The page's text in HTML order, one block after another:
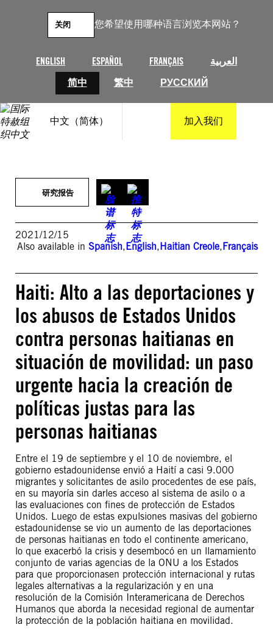
您希望使用哪种语言浏览本网站？
ENGLISH ESPAÑOL FRANÇAIS
العربية
简中
繁中 РУССКИЙ
关闭
中文（简体） 加入我们
研究报告
2021/12/15
Also available in Spanish,English,Haitian Creole,Français
Haiti: Alto a las deportaciones y
los abusos de Estados Unidos
contra personas haitianas en
situación de movilidad: un paso
urgente hacia la creación de
políticas justas para las
personas haitianas
Entre el 19 de septiembre y el 10 de noviembre, el
gobierno estadounidense envió a Haití a casi 9.000
migrantes y solicitantes de asilo procedentes de ese país,
en su mayoría sin darles acceso al sistema de asilo o a
las evaluaciones con fines de protección de Estados
Unidos. Luego de estas expulsiones masivas del gobierno
estadounidense se vio un aumento de las deportaciones
de personas haitianas en todo el continente americano,
lo que exacerbó la crisis y desembocó en un llamamiento
conjunto de varias agencias de la ONU a los Estados
para que proporcionasen protección internacional y rutas
legales alternativas a la regularización y en una
resolución de la Comisión Interamericana de Derechos
Humanos que aborda la necesidad regional de aumentar
la protección de la población haitiana en movilidad.